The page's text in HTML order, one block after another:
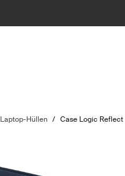
Laptop-Hüllen / Case Logic Reflect